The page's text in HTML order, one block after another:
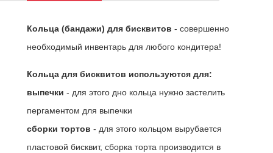
Кольца (бандажи) для бисквитов - совершенно
необходимый инвентарь для любого кондитера!
Кольца для бисквитов используются для:
выпечки - для этого дно кольца нужно застелить
пергаментом для выпечки
сборки тортов - для этого кольцом вырубается
пластовой бисквит, сборка торта производится в